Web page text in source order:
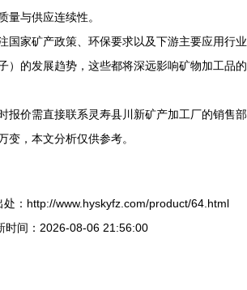
量与供应连续性。
国家矿产政策、环保要求以及下游主要应用行业
）的发展趋势，这些都将深远影响矿物加工品的
报价需直接联系灵寿县川新矿产加工厂的销售部
变，本文分析仅供参考。
处：http://www.hyskyfz.com/product/64.html
时间：2026-08-06 21:56:00